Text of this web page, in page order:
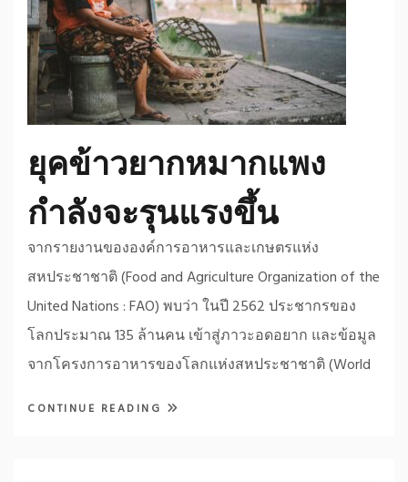
ยุคข้าวยากหมากแพง
กำลังจะรุนแรงขึ้น
จากรายงานขององค์การอาหารและเกษตรแห่ง
สหประชาชาติ (Food and Agriculture Organization of the
United Nations : FAO) พบว่า ในปี 2562 ประชากรของ
โลกประมาณ 135 ล้านคน เข้าสู่ภาวะอดอยาก และข้อมูล
จากโครงการอาหารของโลกแห่งสหประชาชาติ (World
CONTINUE READING